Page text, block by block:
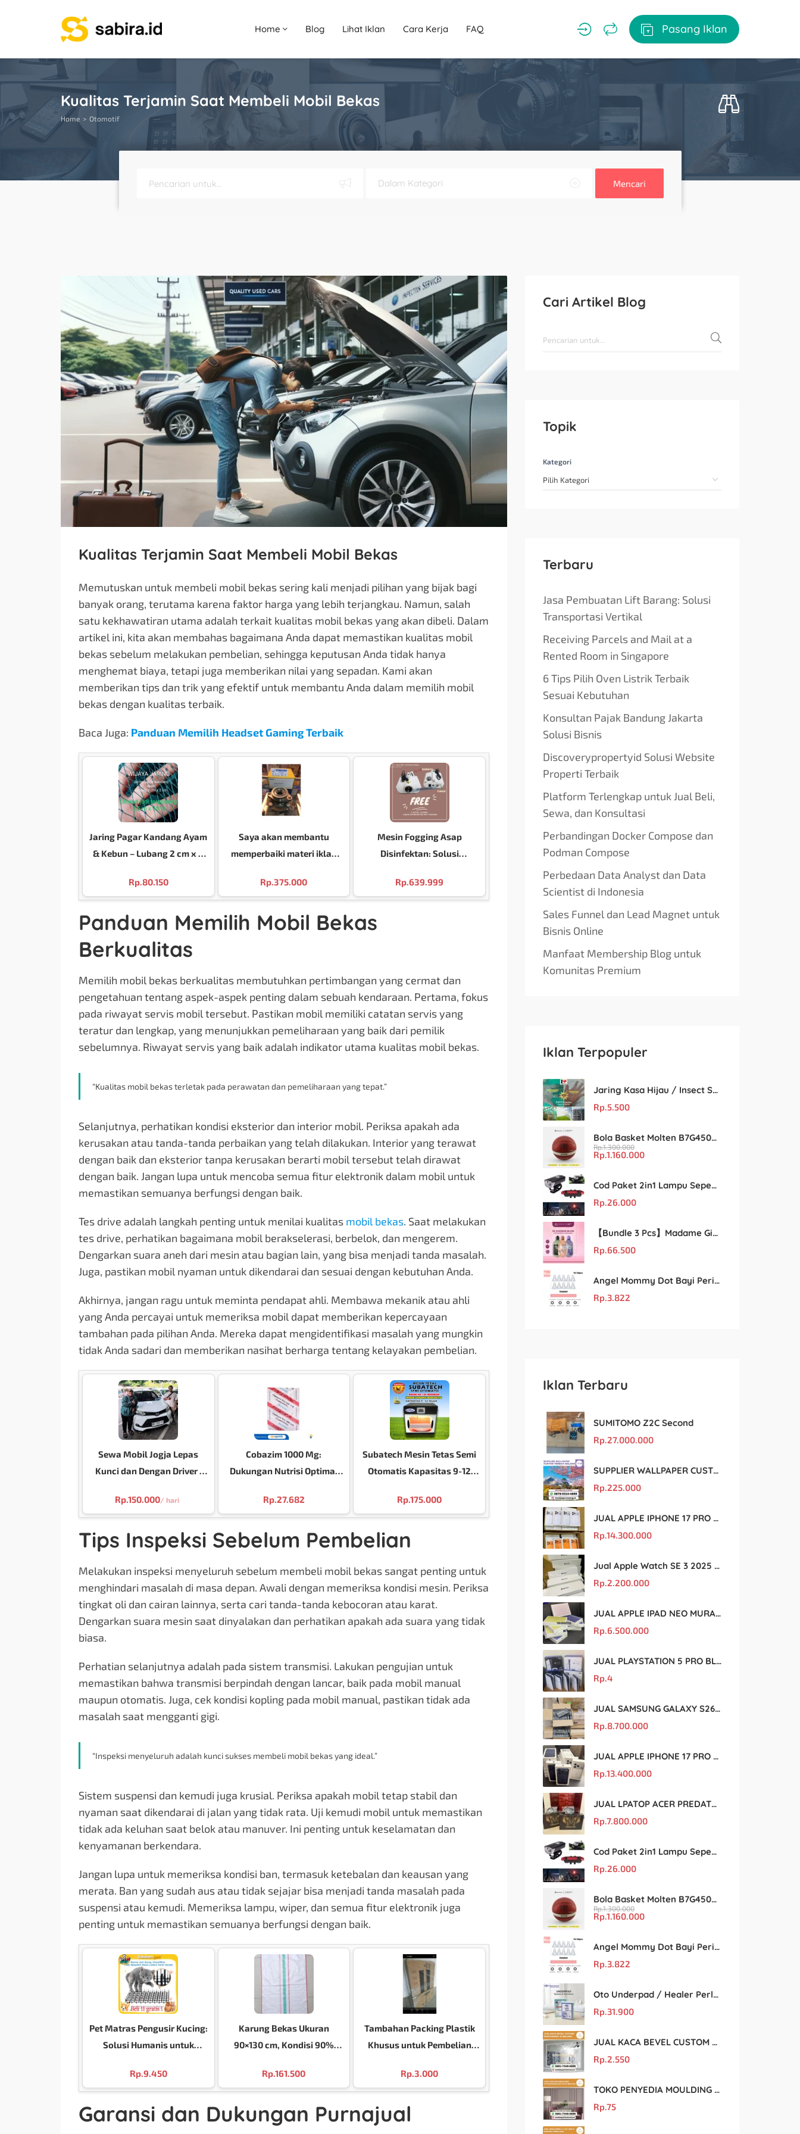
Home Blog Lihat Iklan Cara Kerja FAQ Pasang Iklan
Kualitas Terjamin Saat Membeli Mobil Bekas
Home Otomotif
Mencari
Kualitas Terjamin Saat Membeli Mobil Bekas
Memutuskan untuk membeli mobil bekas sering kali menjadi pilihan yang bijak bagi
banyak orang, terutama karena faktor harga yang lebih terjangkau. Namun, salah
satu kekhawatiran utama adalah terkait kualitas mobil bekas yang akan dibeli. Dalam
artikel ini, kita akan membahas bagaimana Anda dapat memastikan kualitas mobil
bekas sebelum melakukan pembelian, sehingga keputusan Anda tidak hanya
menghemat biaya, tetapi juga memberikan nilai yang sepadan. Kami akan
memberikan tips dan trik yang efektif untuk membantu Anda dalam memilih mobil
bekas dengan kualitas terbaik.
Baca Juga: Panduan Memilih Headset Gaming Terbaik
Jaring Pagar Kandang Ayam
& Kebun – Lubang 2 cm x 2
Rp.80.150
Saya akan membantu
memperbaiki materi iklan
dan profesional. Berikut
hasil perbaikannya:
Rp.375.000
Mesin Fogging Asap
Disinfektan: Solusi
Praktis
Rp.639.999
Panduan Memilih Mobil Bekas
Berkualitas
Memilih mobil bekas berkualitas membutuhkan pertimbangan yang cermat dan
pengetahuan tentang aspek-aspek penting dalam sebuah kendaraan. Pertama, fokus
pada riwayat servis mobil tersebut. Pastikan mobil memiliki catatan servis yang
teratur dan lengkap, yang menunjukkan pemeliharaan yang baik dari pemilik
sebelumnya. Riwayat servis yang baik adalah indikator utama kualitas mobil bekas.
“Kualitas mobil bekas terletak pada perawatan dan pemeliharaan yang tepat.”
Selanjutnya, perhatikan kondisi eksterior dan interior mobil. Periksa apakah ada
kerusakan atau tanda-tanda perbaikan yang telah dilakukan. Interior yang terawat
dengan baik dan eksterior tanpa kerusakan berarti mobil tersebut telah dirawat
dengan baik. Jangan lupa untuk mencoba semua fitur elektronik dalam mobil untuk
memastikan semuanya berfungsi dengan baik.
Tes drive adalah langkah penting untuk menilai kualitas mobil bekas. Saat melakukan
tes drive, perhatikan bagaimana mobil berakselerasi, berbelok, dan mengerem.
Dengarkan suara aneh dari mesin atau bagian lain, yang bisa menjadi tanda masalah.
Juga, pastikan mobil nyaman untuk dikendarai dan sesuai dengan kebutuhan Anda.
Akhirnya, jangan ragu untuk meminta pendapat ahli. Membawa mekanik atau ahli
yang Anda percayai untuk memeriksa mobil dapat memberikan kepercayaan
tambahan pada pilihan Anda. Mereka dapat mengidentifikasi masalah yang mungkin
tidak Anda sadari dan memberikan nasihat berharga tentang kelayakan pembelian.
Sewa Mobil Jogja Lepas
Kunci dan Dengan Driver :
Rp.150.000/ hari
Cobazim 1000 Mg:
Dukungan Nutrisi Optimal
Vitamin B12
Rp.27.682
Subatech Mesin Tetas Semi
Otomatis Kapasitas 9-12
Pengaturan Suhu Otomatis
Digital Terpercaya Brand No
1 Di Indonesia
Rp.175.000
Tips Inspeksi Sebelum Pembelian
Melakukan inspeksi menyeluruh sebelum membeli mobil bekas sangat penting untuk
menghindari masalah di masa depan. Awali dengan memeriksa kondisi mesin. Periksa
tingkat oli dan cairan lainnya, serta cari tanda-tanda kebocoran atau karat.
Dengarkan suara mesin saat dinyalakan dan perhatikan apakah ada suara yang tidak
biasa.
Perhatian selanjutnya adalah pada sistem transmisi. Lakukan pengujian untuk
memastikan bahwa transmisi berpindah dengan lancar, baik pada mobil manual
maupun otomatis. Juga, cek kondisi kopling pada mobil manual, pastikan tidak ada
masalah saat mengganti gigi.
“Inspeksi menyeluruh adalah kunci sukses membeli mobil bekas yang ideal.”
Sistem suspensi dan kemudi juga krusial. Periksa apakah mobil tetap stabil dan
nyaman saat dikendarai di jalan yang tidak rata. Uji kemudi mobil untuk memastikan
tidak ada keluhan saat belok atau manuver. Ini penting untuk keselamatan dan
kenyamanan berkendara.
Jangan lupa untuk memeriksa kondisi ban, termasuk ketebalan dan keausan yang
merata. Ban yang sudah aus atau tidak sejajar bisa menjadi tanda masalah pada
suspensi atau kemudi. Memeriksa lampu, wiper, dan semua fitur elektronik juga
penting untuk memastikan semuanya berfungsi dengan baik.
Pet Matras Pengusir Kucing:
Solusi Humanis untuk
Rp.9.450
Karung Bekas Ukuran
90×130 cm, Kondisi 90%
Rp.161.500
Tambahan Packing Plastik
Khusus untuk Pembelian
Rp.3.000
Garansi dan Dukungan Purnajual
Cari Artikel Blog
Topik
Kategori
Terbaru
Jasa Pembuatan Lift Barang: Solusi
Transportasi Vertikal
Receiving Parcels and Mail at a
Rented Room in Singapore
6 Tips Pilih Oven Listrik Terbaik
Sesuai Kebutuhan
Konsultan Pajak Bandung Jakarta
Solusi Bisnis
Discoverypropertyid Solusi Website
Properti Terbaik
Platform Terlengkap untuk Jual Beli,
Sewa, dan Konsultasi
Perbandingan Docker Compose dan
Podman Compose
Perbedaan Data Analyst dan Data
Scientist di Indonesia
Sales Funnel dan Lead Magnet untuk
Bisnis Online
Manfaat Membership Blog untuk
Komunitas Premium
Iklan Terpopuler
Jaring Kasa Hijau / Insect Screen Net – Kualitas Terjamin & Harga Eceran Terjangkau
Rp.5.500
Bola Basket Molten B7G4500 Size 7 – Resmi FIBA & IBL
Rp.1.300.000
Rp.1.160.000
Cod Paket 2in1 Lampu Sepeda Led Light Depan Dan Belakang Rechargeable
Rp.26.000
【Bundle 3 Pcs】Madame Gie Shower Glow – Solusi Perawatan Kulit dalam Satu Paket!
Rp.66.500
Angel Mommy Dot Bayi Peristaltic S/M/L/X-Cut / Puting Lebar Buram 10pcs
Rp.3.822
Iklan Terbaru
SUMITOMO Z2C Second
Rp.27.000.000
SUPPLIER WALLPAPER CUSTOM TERBAIK MALANG
Rp.225.000
JUAL APPLE IPHONE 17 PRO MAX MURAH DAN ORIGINAL
Rp.14.300.000
Jual Apple Watch SE 3 2025 BM Murah Dan original
Rp.2.200.000
JUAL APPLE IPAD NEO MURAH DAN ORIGINAL
Rp.6.500.000
JUAL PLAYSTATION 5 PRO BLACK MARKET MURAH DAN ORIGINAL
Rp.4
JUAL SAMSUNG GALAXY S26 ULTRA MURAH DAN ORIGINAL
Rp.8.700.000
JUAL APPLE IPHONE 17 PRO MAX MURAH DAN ORIGINAL
Rp.13.400.000
JUAL LPATOP ACER PREDATOR BLACK MARKET MURAH DAN ORIGINAL
Rp.7.800.000
Cod Paket 2in1 Lampu Sepeda Led Light Depan Dan Belakang Rechargeable
Rp.26.000
Bola Basket Molten B7G4500 Size 7 – Resmi FIBA & IBL
Rp.1.300.000
Rp.1.160.000
Angel Mommy Dot Bayi Peristaltic S/M/L/X-Cut / Puting Lebar Buram 10pcs
Rp.3.822
Oto Underpad / Healer Perlak Sekali Pakai 60×90 cm, Isi 10 Lembar
Rp.31.900
JUAL KACA BEVEL CUSTOM PROFESIONAL DI MALANG
Rp.2.550
TOKO PENYEDIA MOULDING GYPSUM BERKUALITAS DI MALANG
Rp.75